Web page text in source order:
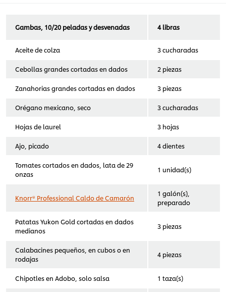
Gambas, 10/20 peladas y desvenadas 4 libras
Aceite de colza 3 cucharadas
Cebollas grandes cortadas en dados 2 piezas
Zanahorias grandes cortadas en dados 3 piezas
Orégano mexicano, seco 3 cucharadas
Hojas de laurel 3 hojas
Ajo, picado 4 dientes
Tomates cortados en dados, lata de 29
onzas
1 unidad(s)
Knorr® Professional Caldo de Camarón
1 galón(s),
preparado
Patatas Yukon Gold cortadas en dados
medianos
3 piezas
Calabacines pequeños, en cubos o en
rodajas
4 piezas
Chipotles en Adobo, solo salsa 1 taza(s)